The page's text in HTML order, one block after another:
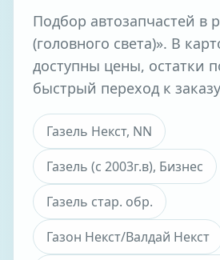
Подбор автозапчастей в
(головного света)». В
доступны цены, остатки
быстрый переход к
Газель Некст, NN
Газель (с 2003г.в), Бизнес
Газель стар. обр.
Газон Некст/Валдай Некст